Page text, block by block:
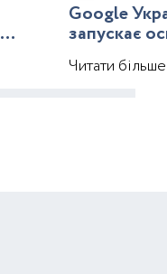
Google
запускає
Читати більше